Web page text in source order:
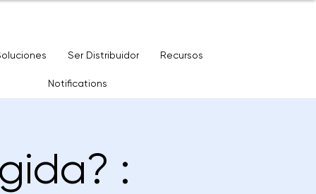
Ser Distribuidor Recursos
Notifications
: